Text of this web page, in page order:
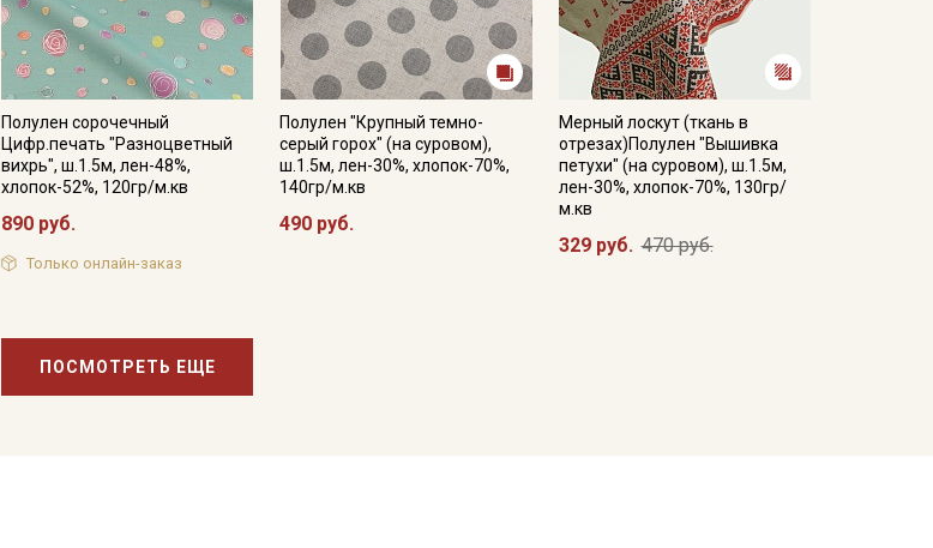
Полулен сорочечный
Цифр.печать "Разноцветный
вихрь", ш.1.5м, лен-48%,
хлопок-52%, 120гр/м.кв
890 руб.
Только онлайн-заказ
Полулен "Крупный темно-
серый горох" (на суровом),
ш.1.5м, лен-30%, хлопок-70%,
140гр/м.кв
490 руб.
Мерный лоскут (ткань в
отрезах)Полулен "Вышивка
петухи" (на суровом), ш.1.5м,
лен-30%, хлопок-70%, 130гр/
м.кв
329 руб. 470 руб.
ПОСМОТРЕТЬ ЕЩЕ